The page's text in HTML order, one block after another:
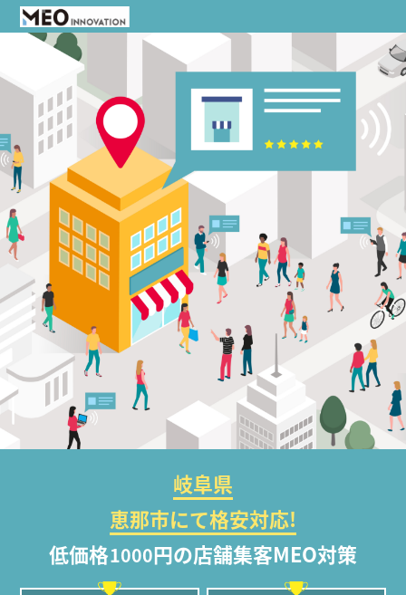
岐阜県
恵那市にて格安対応!
低価格1000円の店舗集客MEO対策